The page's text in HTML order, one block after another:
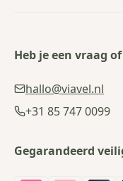
Heb je een vraag
hallo@viavel.nl
+31 85 747 0099
Gegarandeerd